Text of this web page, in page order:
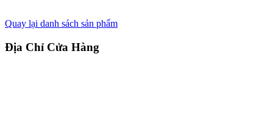
Quay lại danh sách sản phẩm
Địa Chỉ Cửa Hàng